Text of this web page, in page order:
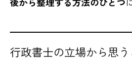
後から整理する方法のひとつ
行政書士の立場から思う